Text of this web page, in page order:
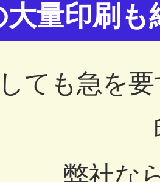
大量印刷
ても急を
弊社な